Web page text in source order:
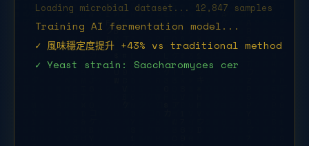
Loading microbial dataset... 12,847 samples
Training AI fermentation model...
✓ 風味穩定度提升 +43% vs traditional method
✓ Yeast strain: Saccharomyces